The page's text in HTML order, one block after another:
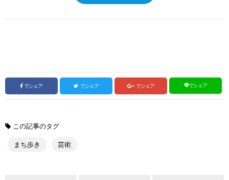
でシェア でシェア でシェア でシェア
この記事のタグ
まち歩き 芸術